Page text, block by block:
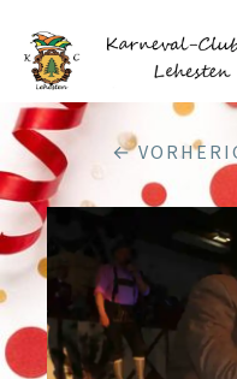
Veröffentlicht
In
←